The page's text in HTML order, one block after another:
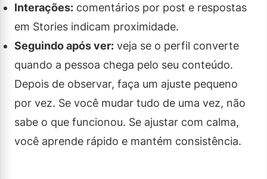
Interações: comentários por post e respostas
em Stories indicam proximidade.
Seguindo após ver: veja se o perfil converte
quando a pessoa chega pelo seu conteúdo.
Depois de observar, faça um ajuste pequeno
por vez. Se você mudar tudo de uma vez, não
sabe o que funcionou. Se ajustar com calma,
você aprende rápido e mantém consistência.